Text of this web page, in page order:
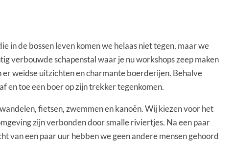
in de bossen leven komen we helaas niet tegen, maar we
verbouwde schapenstal waar je nu workshops zeep maken
er weidse uitzichten en charmante boerderijen. Behalve
en toe een boer op zijn trekker tegenkomen.
fietsen, zwemmen en kanoën. Wij kiezen voor het
zijn verbonden door smalle riviertjes. Na een paar
van een paar uur hebben we geen andere mensen gehoord